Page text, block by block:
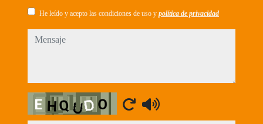
He leído y acepto las condiciones de uso y política de privacidad
mensaje
Captcha